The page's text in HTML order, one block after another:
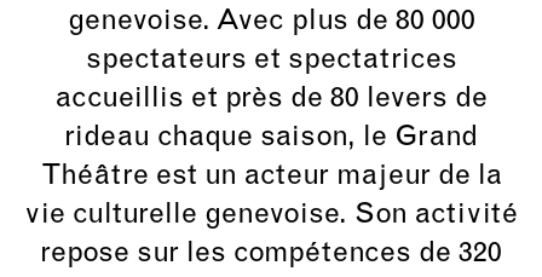
genevoise. Avec plus de 80 000
spectateurs et spectatrices
accueillis et près de 80 levers de
rideau chaque saison, le Grand
Théâtre est un acteur majeur de la
vie culturelle genevoise. Son activité
repose sur les compétences de 320